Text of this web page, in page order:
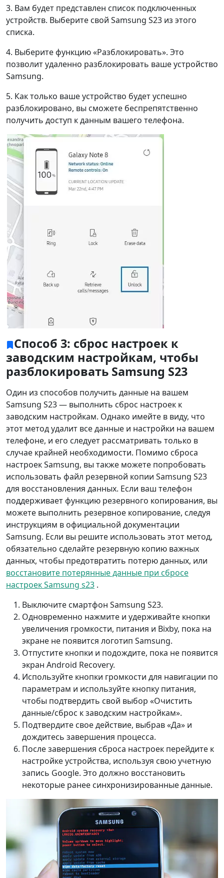
3. Вам будет представлен список подключенных
устройств. Выберите свой Samsung S23 из этого
списка.
4. Выберите функцию «Разблокировать». Это
позволит удаленно разблокировать ваше устройство
Samsung.
5. Как только ваше устройство будет успешно
разблокировано, вы сможете беспрепятственно
получить доступ к данным вашего телефона.
Способ 3: сброс настроек к
заводским настройкам, чтобы
разблокировать Samsung S23
Один из способов получить данные на вашем
Samsung S23 — выполнить сброс настроек к
заводским настройкам. Однако имейте в виду, что
этот метод удалит все данные и настройки на вашем
телефоне, и его следует рассматривать только в
случае крайней необходимости. Помимо сброса
настроек Samsung, вы также можете попробовать
использовать файл резервной копии Samsung S23
для восстановления данных. Если ваш телефон
поддерживает функцию резервного копирования, вы
можете выполнить резервное копирование, следуя
инструкциям в официальной документации
Samsung. Если вы решите использовать этот метод,
обязательно сделайте резервную копию важных
данных, чтобы предотвратить потерю данных, или
восстановите потерянные данные при сбросе
настроек Samsung s23 .
Выключите смартфон Samsung S23.
Одновременно нажмите и удерживайте кнопки
увеличения громкости, питания и Bixby, пока на
экране не появится логотип Samsung.
Отпустите кнопки и подождите, пока не появится
экран Android Recovery.
Используйте кнопки громкости для навигации по
параметрам и используйте кнопку питания,
чтобы подтвердить свой выбор «Очистить
данные/сброс к заводским настройкам».
Подтвердите свое действие, выбрав «Да» и
дождитесь завершения процесса.
После завершения сброса настроек перейдите к
настройке устройства, используя свою учетную
запись Google. Это должно восстановить
некоторые ранее синхронизированные данные.
Переключение языка
日本
Español
Português
Deutsche
Norsk
Suomalainen
Dansk
Ελληνικά
русский
हिंदी
Română
Gaeilge
繁體中文